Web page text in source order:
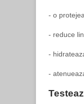
- o
- reduce
-
-